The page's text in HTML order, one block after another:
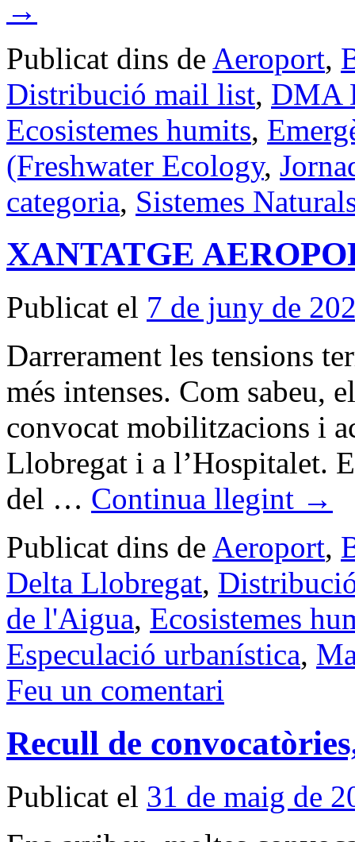
→
Publicat dins de Aeroport,
Distribució mail list, DMA
Ecosistemes humits,
(Freshwater Ecology,
categoria, Sistemes
XANTATGE
Publicat el 7 de juny de
Darrerament les tensions
més intenses. Com sabeu,
convocat mobilitzacions i
Llobregat i a l’Hospitalet.
del … Continua llegint →
Publicat dins de Aeroport,
Delta Llobregat,
de l'Aigua, Ecosistemes
Especulació urbanística,
Feu un comentari
Recull de
Publicat el 31 de maig de